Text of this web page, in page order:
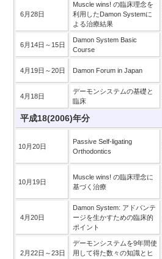
6月28日
Muscle wins! の臨床理念を
利用したDamon Systemに
よる治療結果
6月14日～15日
Damon System Basic
Course
4月19日～20日 Damon Forum in Japan
4月18日
デーモンシステムの基礎と
臨床
平成18(2006)年分
10月20日
Passive Self-ligating
Orthodontics
10月19日
Muscle wins! の臨床理念に
基づく治療
4月20日
Damon System: アドバンテ
ージを生かすための臨床的
ポイント
2月22日～23日
デーモンシステムを9年間使
用して得た数々の知識とヒ